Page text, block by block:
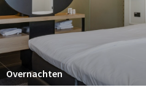
Overnachten